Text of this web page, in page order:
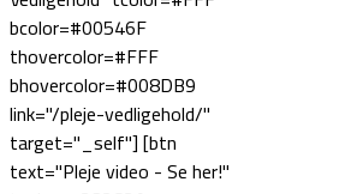
bcolor=#00546F
thovercolor=#FFF
bhovercolor=#008DB9
link="/pleje-vedligehold/"
target="_self"] [btn
text="Pleje video - Se her!"